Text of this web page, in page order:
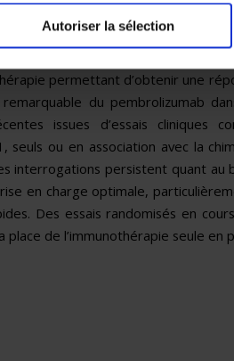
Autoriser la sélection
patiente de 76 ans, présentant
MSI-H avec perte
permettant d’obtenir une
du pembrolizumab
issues d’essais cliniques
seuls ou en association avec la
interrogations persistent quant au
en charge optimale,
Des essais randomisés en
de l’immunothérapie seule en